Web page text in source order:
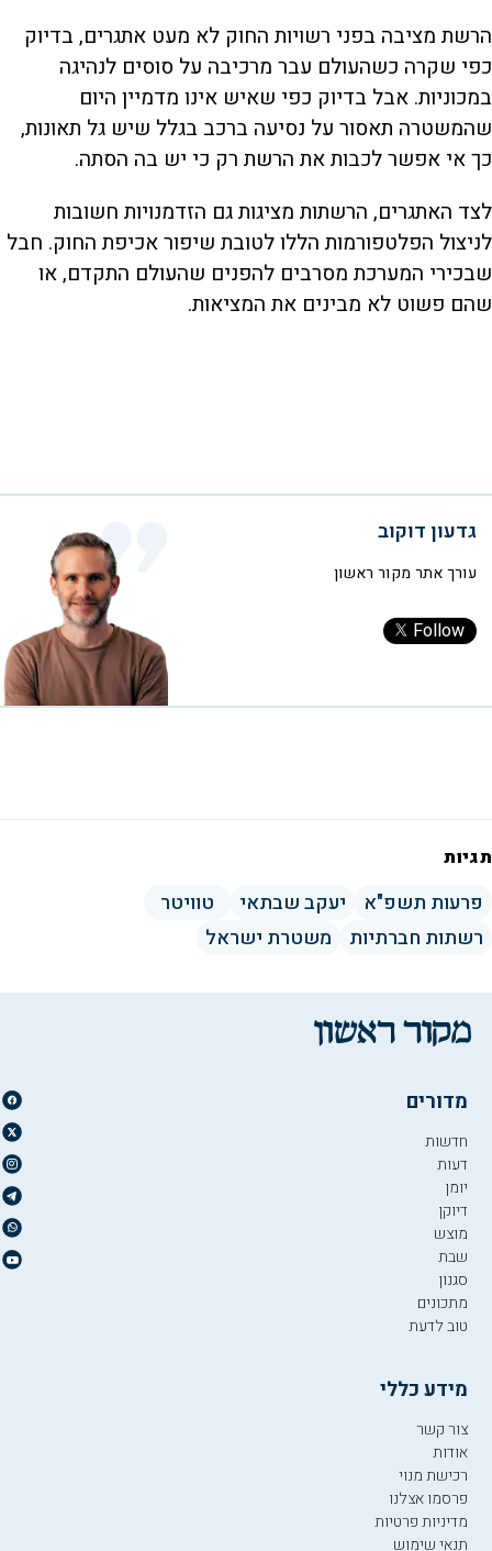
הרשת מציבה בפני רשויות החוק לא מעט אתגרים, בדיוק
כפי שקרה כשהעולם עבר מרכיבה על סוסים לנהיגה
במכוניות. אבל בדיוק כפי שאיש אינו מדמיין היום
שהמשטרה תאסור על נסיעה ברכב בגלל שיש גל תאונות,
כך אי אפשר לכבות את הרשת רק כי יש בה הסתה.
לצד האתגרים, הרשתות מציגות גם הזדמנויות חשובות
לניצול הפלטפורמות הללו לטובת שיפור אכיפת החוק. חבל
שבכירי המערכת מסרבים להפנים שהעולם התקדם, או
שהם פשוט לא מבינים את המציאות.
גדעון דוקוב
עורך אתר מקור ראשון
Follow
תגיות
פרעות תשפ"א יעקב שבתאי
טוויטר
רשתות חברתיות
משטרת ישראל
מדורים
חדשות
דעות
יומן
דיוקן
מוצש
שבת
סגנון
מתכונים
טוב לדעת
מידע כללי
צור קשר
אודות
רכישת מנוי
פרסמו אצלנו
מדיניות פרטיות
תנאי שימוש